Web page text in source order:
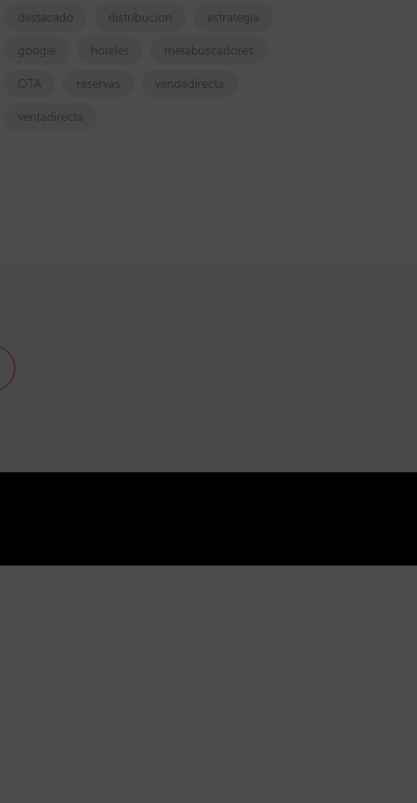
destacado distribucion estrategia
google hoteles metabuscadores
OTA reservas vendadirecta
ventadirecta